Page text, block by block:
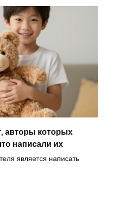
авторы которых
написали их
является написать